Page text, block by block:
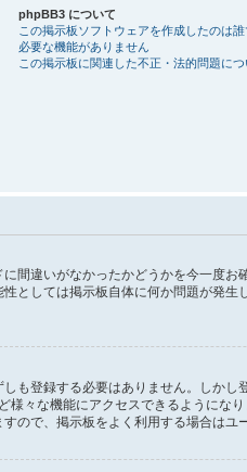
phpBB3 について
この掲示板ソフトウェアを作成したのは誰
必要な機能がありません
この掲示板に関連した不正・法的問題に
違いがなかったかどうかを今一度お
としては掲示板自体に何か問題が発
も登録する必要はありません。しかし
々な機能にアクセスできるようにな
ので、掲示板をよく利用する場合はユ